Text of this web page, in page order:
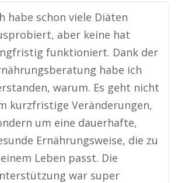
habe schon viele Diäten
aber keine hat
funktioniert. Dank der
habe ich
warum. Es geht nicht
kurzfristige Veränderungen,
um eine dauerhafte,
Ernährungsweise, die zu
Leben passt. Die
war super